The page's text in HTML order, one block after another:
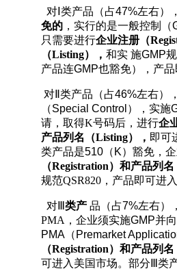
对 类产品（占47%左右），
免的 ，实行的是一般控制（
只需要进行企业注册（
（Listing）， 和实 施GMP
产品连GMP也豁免），产品
对 类产品（占46%左右）
（Special Control ），实施
请，取得K号码后，进行企
产品列名（Listing）
， 即可
类产品是510 （ K）豁免，
（Registration）和产品列名
规范QSR820， 产品即可进
对 类产 品（占7%左右）
PMA，企业须实施GMP并向
PMA （ Premarket
（Registration）和产品列名
可进入美国市场。 部分 类